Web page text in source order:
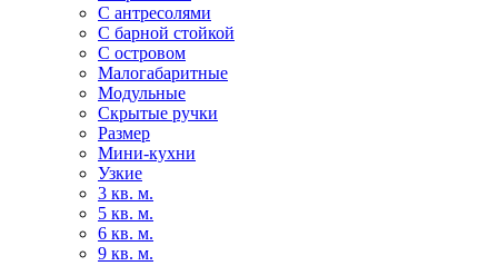
С антресолями
С барной стойкой
С островом
Малогабаритные
Модульные
Скрытые ручки
Размер
Мини-кухни
Узкие
3 кв. м.
5 кв. м.
6 кв. м.
9 кв. м.